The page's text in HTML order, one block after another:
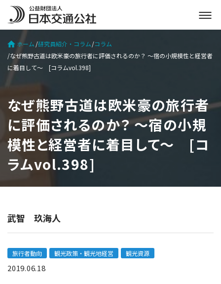
メ
ニ
ー
を
ホーム 研究員紹介・コラム コラム
なぜ熊野古道は欧米豪の旅行者に評価されるのか？ ～宿の小規模性と経営者
に着目して～ [コラムvol.398]
なぜ熊野古道は欧米豪の旅行者
に評価されるのか？ ～宿の小規
模性と経営者に着目して～ [コ
ラムvol.398]
武智 玖海人
旅行者動向 観光政策・観光地経営 観光資源
2019.06.18